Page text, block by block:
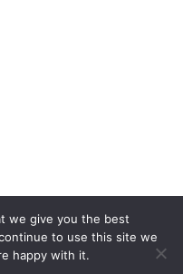
we give you the best
to use this site we
happy with it.